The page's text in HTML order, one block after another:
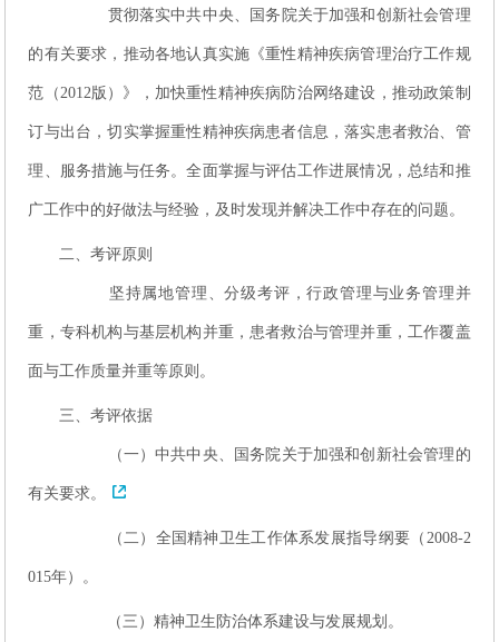
贯彻落实中共中央、国务院关于加强和创新社会管理
的有关要求，推动各地认真实施《重性精神疾病管理治疗工作规
范（2012版）》，加快重性精神疾病防治网络建设，推动政策制
订与出台，切实掌握重性精神疾病患者信息，落实患者救治、管
理、服务措施与任务。全面掌握与评估工作进展情况，总结和推
广工作中的好做法与经验，及时发现并解决工作中存在的问题。
二、考评原则
坚持属地管理、分级考评，行政管理与业务管理并
重，专科机构与基层机构并重，患者救治与管理并重，工作覆盖
面与工作质量并重等原则。
三、考评依据
（一）中共中央、国务院关于加强和创新社会管理的
有关要求。
（二）全国精神卫生工作体系发展指导纲要（2008-2
015年）。
（三）精神卫生防治体系建设与发展规划。